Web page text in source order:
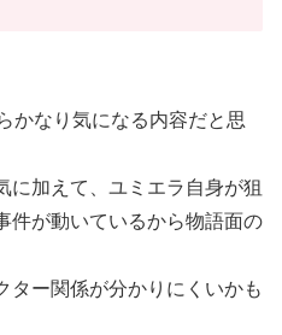
かなり気になる内容だと思
に加えて、ユミエラ自身が狙
件が動いているから物語面の
ター関係が分かりにくいかも